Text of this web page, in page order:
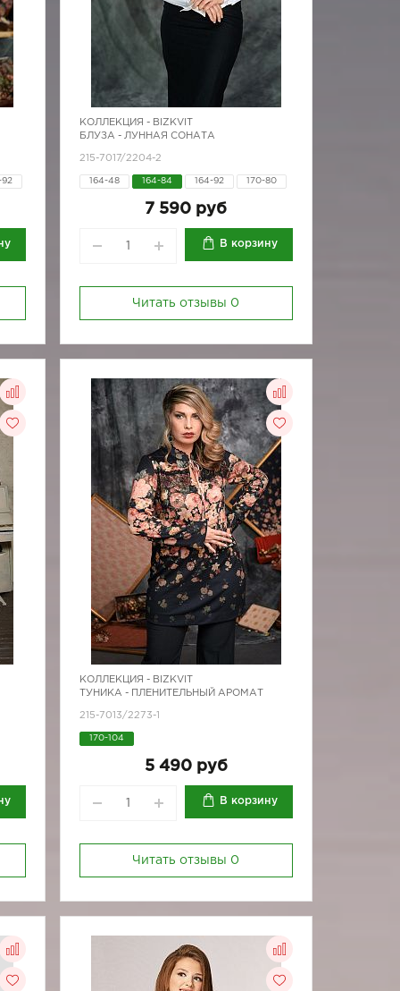
92
КОЛЛЕКЦИЯ - BIZKVIT
БЛУЗА - ЛУННАЯ СОНАТА
215-7017/2204-2
164-48 164-84 164-92 170-80
7 590 руб
В корзину
Читать отзывы 0
КОЛЛЕКЦИЯ - BIZKVIT
ТУНИКА - ПЛЕНИТЕЛЬНЫЙ АРОМАТ
215-7013/2273-1
170-104
5 490 руб
В корзину
Читать отзывы 0